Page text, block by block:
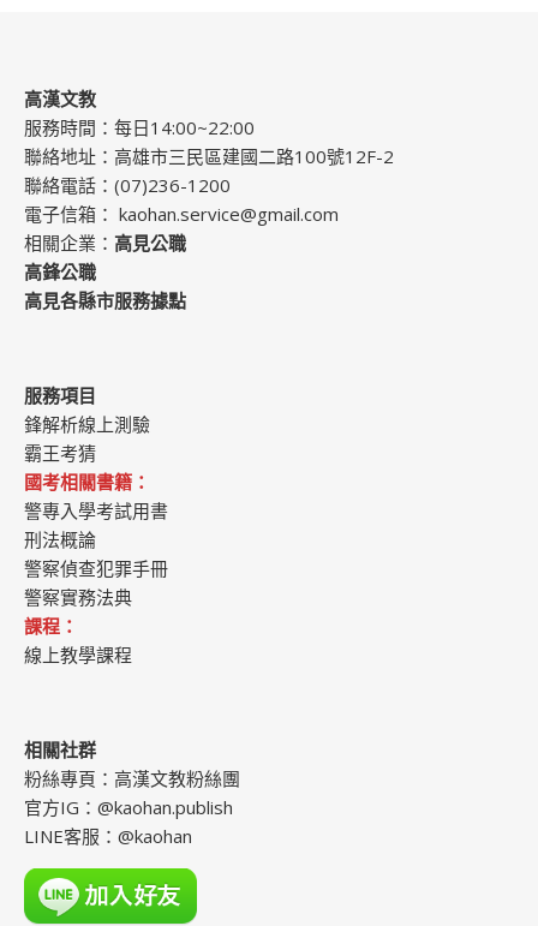
高漢文教
服務時間：每日14:00~22:00
聯絡地址：高雄市三民區建國二路100號12F-2
聯絡電話：(07)236-1200
電子信箱： kaohan.service@gmail.com
相關企業： 高見公職
高鋒公職
高見各縣市服務據點
服務項目
鋒解析線上測驗
霸王考猜
國考相關書籍：
警專入學考試用書
刑法概論
警察偵查犯罪手冊
警察實務法典
課程：
線上教學課程
相關社群
粉絲專頁： 高漢文教粉絲團
官方IG： @kaohan.publish
LINE客服： @kaohan